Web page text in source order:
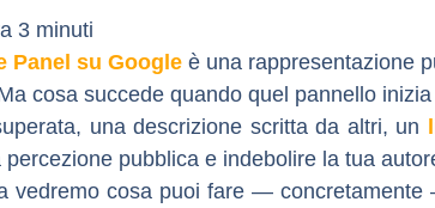
Panel su Google è una rappresentazione
cosa succede quando quel pannello
una descrizione scritta da altri, un
pubblica e indebolire la tua
vedremo cosa puoi fare —